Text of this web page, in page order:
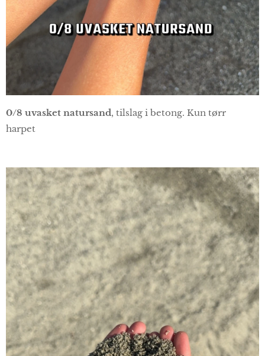
0/8 uvasket natursand, tilslag i betong. Kun tørr
harpet